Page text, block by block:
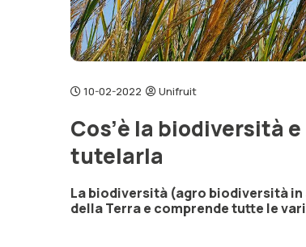
10-02-2022 Unifruit
Cos’è la biodiversità
tutelarla
La biodiversità (agro biodiversità
della Terra e comprende tutte le